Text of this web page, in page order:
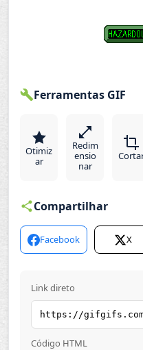
Ferramentas GIF
Otimiz
ar
Redim
ensio
nar
Compartilhar
Facebook X
Link direto
Código HTML